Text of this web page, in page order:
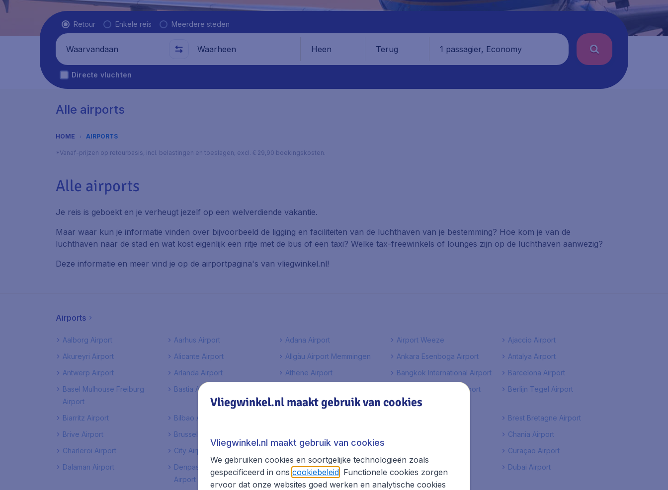
Vluchttype
Retour Enkele reis Meerdere steden
Waarvandaan Waarheen Heen Terug 1 passagier, Economy
Directe vluchten
Alle airports
HOME AIRPORTS
*Vanaf-prijzen op retourbasis, incl. belastingen en toeslagen, excl. € 29,90 boekingskosten.
Alle airports
Je reis is geboekt en je verheugt jezelf op een welverdiende vakantie.
Maar waar kun je informatie vinden over bijvoorbeeld de ligging en faciliteiten van de luchthaven van je bestemming? Hoe kom je van de
luchthaven naar de stad en wat kost eigenlijk een ritje met de bus of een taxi? Welke tax-freewinkels of lounges zijn op de luchthaven aanwezig?
Deze informatie en meer vind je op de airportpagina's van vliegwinkel.nl!
Airports
Aalborg Airport Aarhus Airport Adana Airport Airport Weeze
Ajaccio Airport
Akureyri Airport
Alicante Airport Allgäu Airport Memmingen Ankara Esenboga Airport
Antalya Airport
Antwerp Airport
Arlanda Airport Athene Airport Bangkok International Airport
Barcelona Airport
Basel Mulhouse Freiburg
Airport
Bastia Airport Berlijn Schönefeld Airport Berlijn Tegel Airport
Biarritz Airport Bilbao Airport
Brest Bretagne Airport
Brive Airport
Brussels Airport
Chania Airport
Charleroi Airport
City Airport Bremen Corfu Airport
Curaçao Airport
Dalaman Airport
Denpasar International
Airport
Dortmund Airport Dubai Airport
Vliegwinkel.nl maakt gebruik van cookies
Vliegwinkel.nl maakt gebruik van cookies
We gebruiken cookies en soortgelijke technologieën zoals
gespecificeerd in ons cookiebeleid. Functionele cookies zorgen
ervoor dat onze websites goed werken en analytische cookies